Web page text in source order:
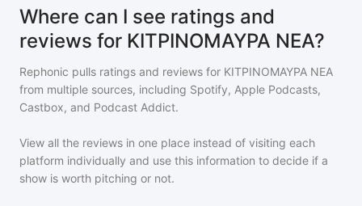
Where can I see ratings and
reviews for ΚΙΤΡΙΝΟΜΑΥΡΑ ΝΕΑ?
Rephonic pulls ratings and reviews for ΚΙΤΡΙΝΟΜΑΥΡΑ ΝΕΑ
from multiple sources, including Spotify, Apple Podcasts,
Castbox, and Podcast Addict.
View all the reviews in one place instead of visiting each
platform individually and use this information to decide if a
show is worth pitching or not.